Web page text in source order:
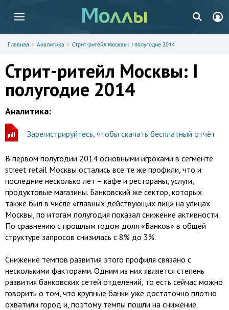
Главная Аналитика Стрит-ритейл Москвы: I полугодие 2014
Стрит-ритейл Москвы: I
полугодие 2014
Аналитика:
Зарегистрируйтесь, чтобы скачать бесплатный отчёт
В первом полугодии 2014 основными игроками в сегменте
street retail Москвы остались все те же профили, что и
последние несколько лет – кафе и рестораны, услуги,
продуктовые магазины. Банковский же сектор, которых
также был в числе «главных действующих лиц» на улицах
Москвы, по итогам полугодия показал снижение активности.
По сравнению с прошлым годом доля «Банков» в общей
структуре запросов снизилась с 8% до 3%.
Снижение темпов развития этого профиля связано с
несколькими факторами. Одним из них является степень
развития банковских сетей отделений, то есть сейчас можно
говорить о том, что крупные банки уже достаточно плотно
охватили город и, поэтому темпы пошли на снижение.